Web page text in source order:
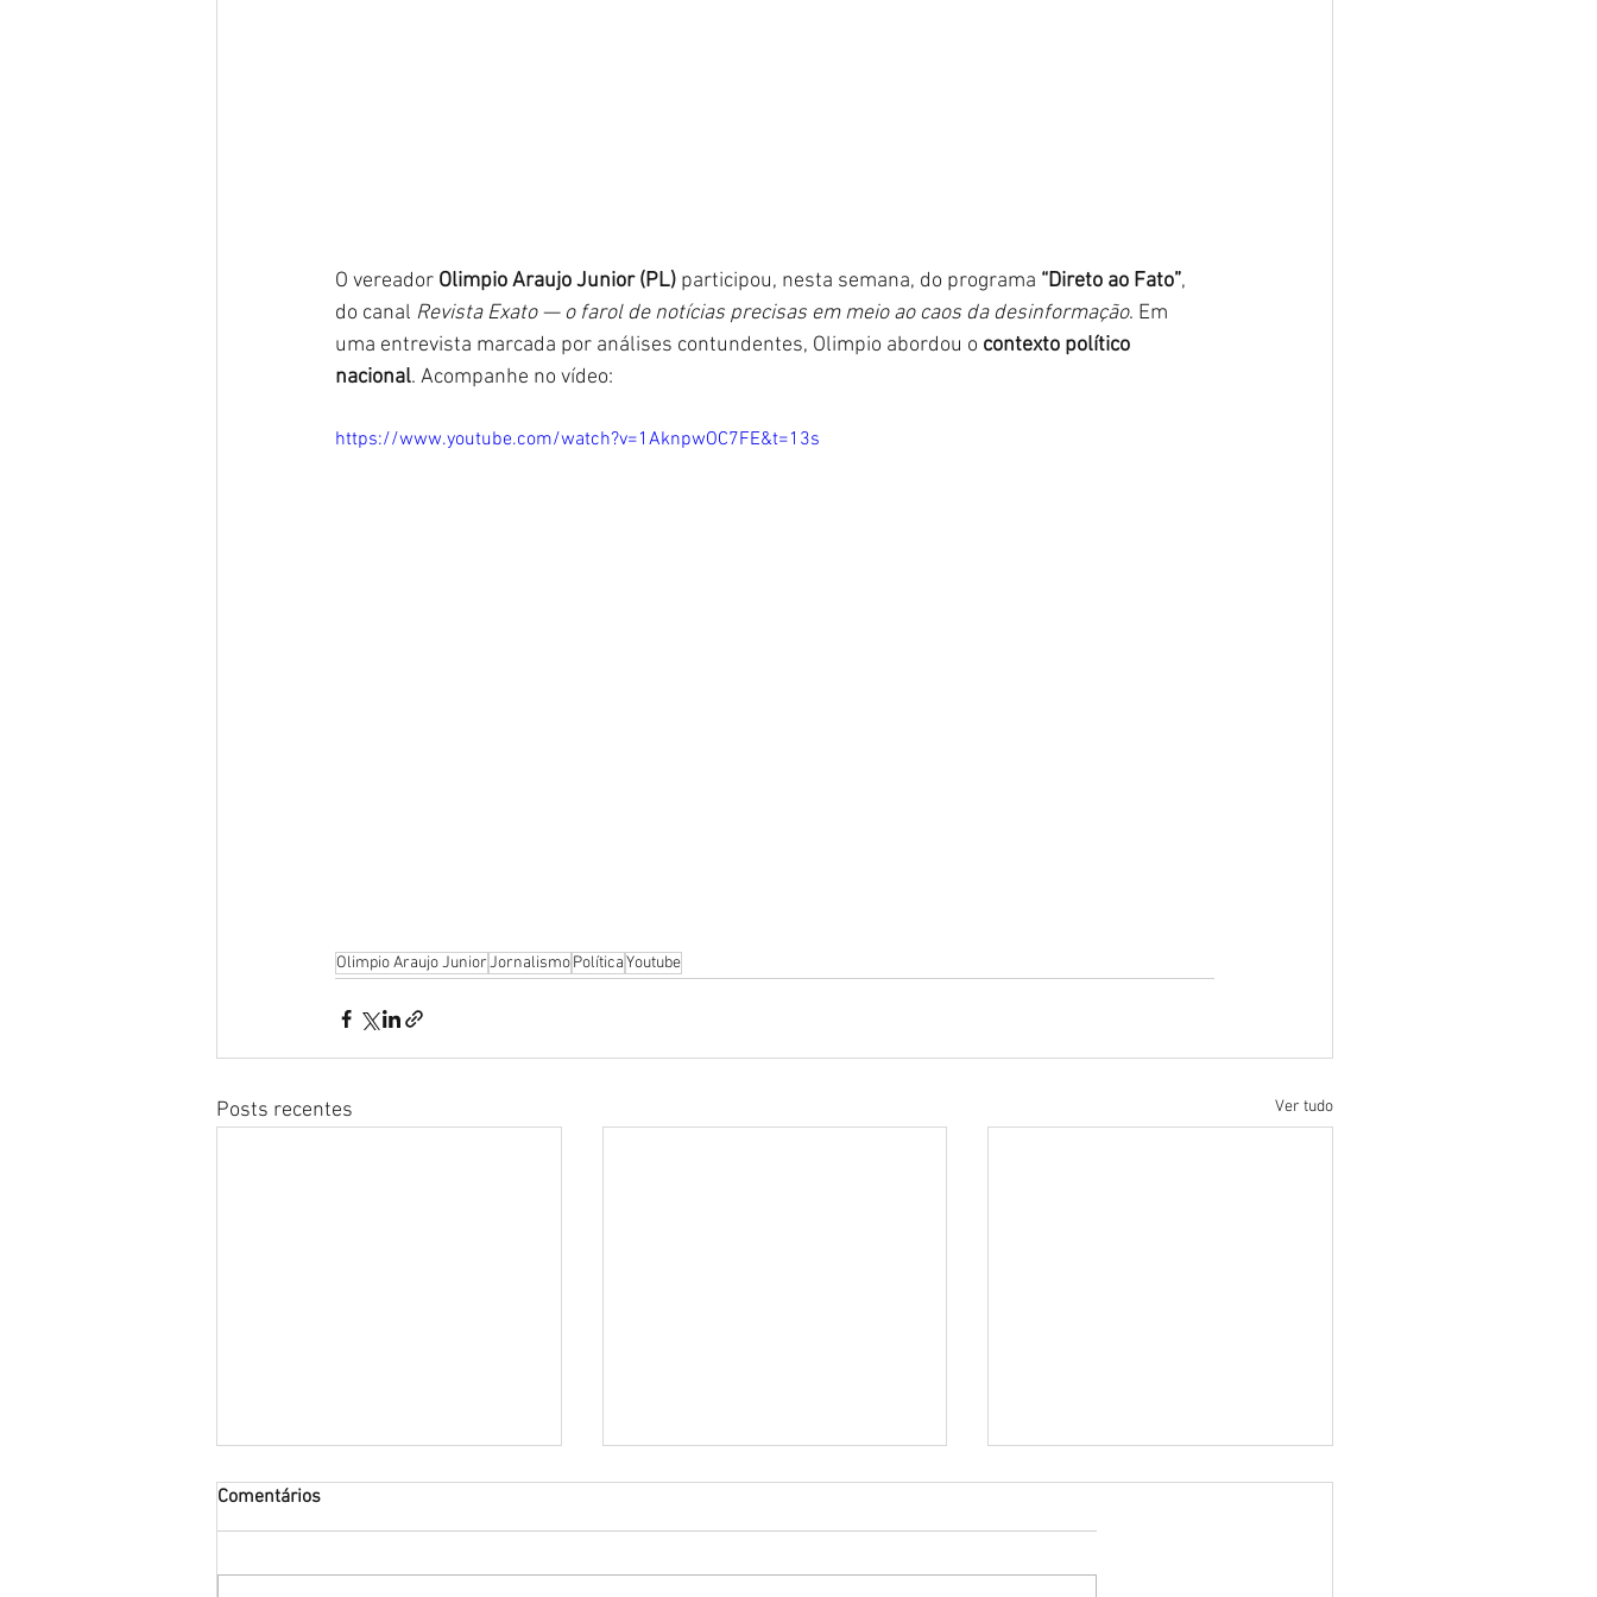
O vereador Olimpio Araujo Junior (PL) participou, nesta semana, do programa “Direto ao Fato”,
do canal Revista Exato — o farol de notícias precisas em meio ao caos da desinformação. Em
uma entrevista marcada por análises contundentes, Olimpio abordou o contexto político
nacional. Acompanhe no vídeo:
https://www.youtube.com/watch?v=1AknpwOC7FE&t=13s
Olimpio Araujo JuniorJornalismoPolíticaYoutube
Posts recentes Ver tudo
Comentários